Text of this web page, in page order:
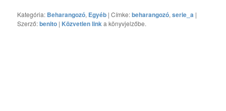
Kategória: Beharangozó, Egyéb | Címke:beharangozó,serie_a |
Szerző:benito | Közvetlen linka könyvjelzőbe.